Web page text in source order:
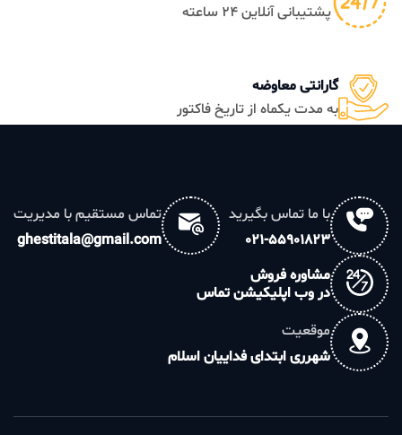
پشتیبانی آنلاین 24 ساعته
گارانتی معاوضه
به مدت یکماه از تاریخ فاکتور
با ما تماس بگیرید
021-55901823
تماس مستقیم با مدیریت
ghestitala@gmail.com
مشاوره فروش
در وب اپلیکیشن تماس
موقعیت
شهرری ابتدای فداییان اسلام